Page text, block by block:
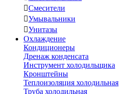
Смесители
Умывальники
Унитазы
Охлаждение
Кондиционеры
Дренаж конденсата
Инструмент холодильщика
Кронштейны
Теплоизоляция холодильная
Труба холодильная